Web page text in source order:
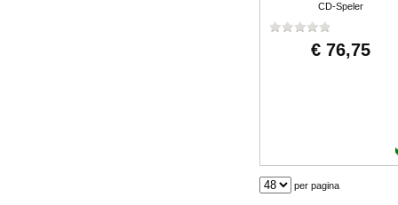
CD-Speler
€ 76,75
per pagina